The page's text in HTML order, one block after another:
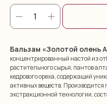
Бальзам «Золотой олень
концентрированный настой из
растительного сырья, пантов
кедрового ореха, содержащий
активных веществ.
экстракционной технологии,